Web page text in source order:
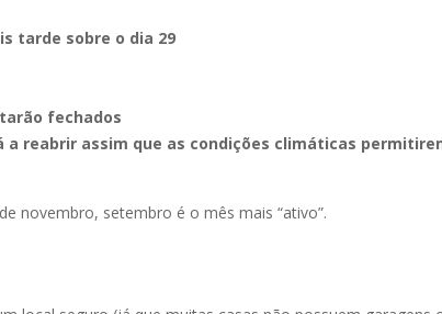
tarde sobre o dia 29
fechados
reabrir assim que as condições climáticas
novembro, setembro é o mês mais “ativo”.